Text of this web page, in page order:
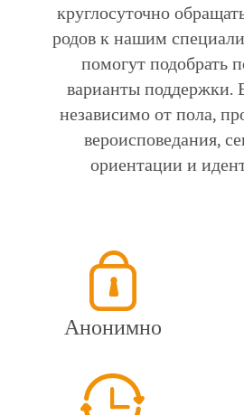
круглосуточно
родов к нашим
помогут подобрать
варианты поддержки.
независимо от пола,
вероисповедания,
ориентации и
Анонимно